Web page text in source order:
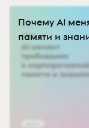
Почему AI
памяти и